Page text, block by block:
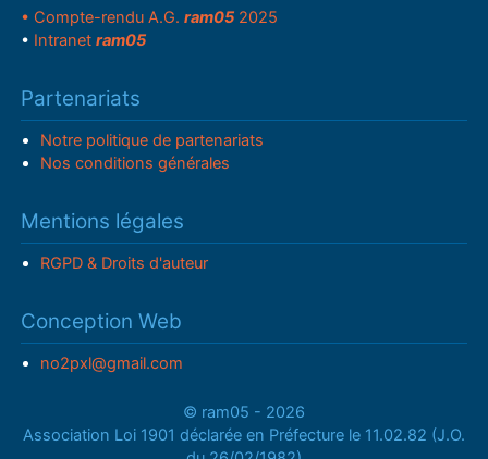
• Compte-rendu A.G.ram05 2025
• Intranetram05
Partenariats
Notre politique de partenariats
Nos conditions générales
Mentions légales
RGPD & Droits d'auteur
Conception Web
no2pxl@gmail.com
© ram05 - 2026
Association Loi 1901 déclarée en Préfecture le 11.02.82 (J.O.